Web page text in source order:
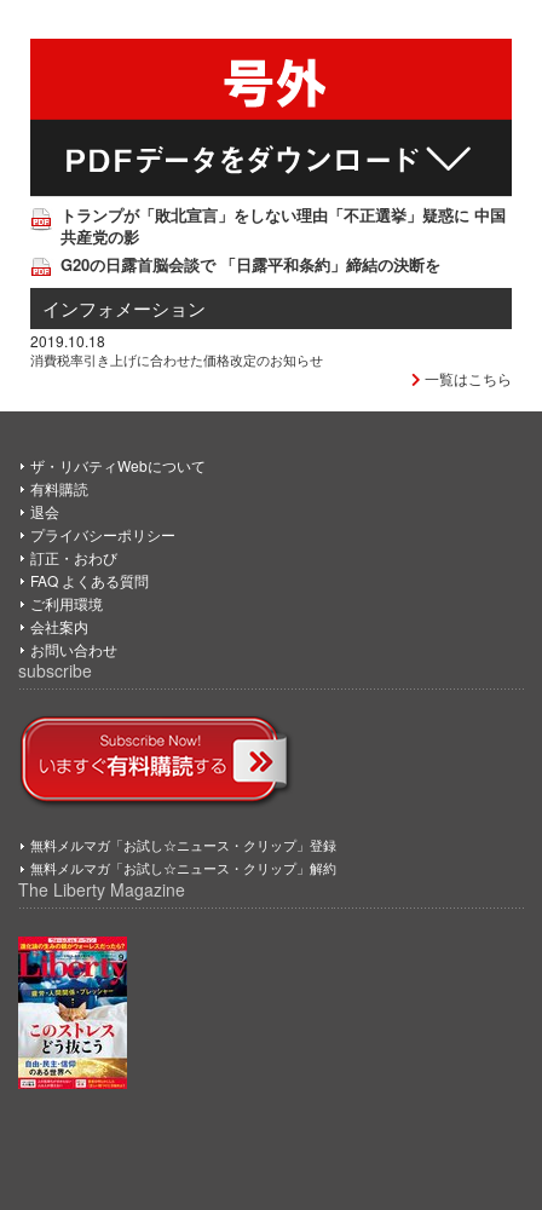
トランプが「敗北宣言」をしない理由「不正選挙」疑惑に 中国
共産党の影
G20の日露首脳会談で 「日露平和条約」締結の決断を
インフォメーション
2019.10.18
消費税率引き上げに合わせた価格改定のお知らせ
一覧はこちら
ザ・リバティWebについて
有料購読
退会
プライバシーポリシー
訂正・おわび
FAQ よくある質問
ご利用環境
会社案内
お問い合わせ
subscribe
無料メルマガ「お試し☆ニュース・クリップ」登録
無料メルマガ「お試し☆ニュース・クリップ」解約
The Liberty Magazine